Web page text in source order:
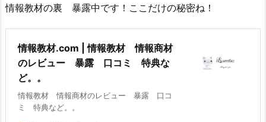
情報教材の裏 暴露中です！ここだけの秘密ね！
情報教材.com | 情報教材 情報商材
のレビュー 暴露 口コミ 特典な
ど。。
情報教材 情報商材のレビュー 暴露 口コ
ミ 特典など。。